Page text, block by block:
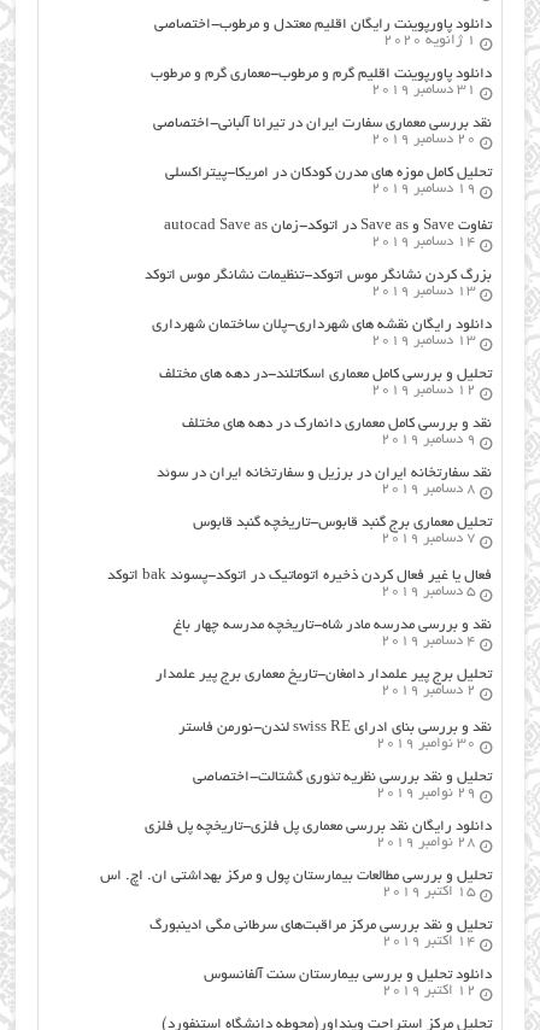
دانلود پاورپوینت رایگان اقلیم معتدل و مرطوب-اختصاصی
1 ژانویه 2020
دانلود پاورپوینت اقلیم گرم و مرطوب-معماری گرم و مرطوب
31 دسامبر 2019
نقد بررسی معماری سفارت ایران در تیرانا آلبانی-اختصاصی
20 دسامبر 2019
تحلیل کامل موزه های مدرن کودکان در امریکا-پیتراکسلی
19 دسامبر 2019
تفاوت Save و Save as در اتوکد-زمان autocad Save as
14 دسامبر 2019
بزرگ کردن نشانگر موس اتوکد-تنظیمات نشانگر موس اتوکد
13 دسامبر 2019
دانلود رایگان نقشه های شهرداری-پلان ساختمان شهرداری
13 دسامبر 2019
تحلیل و بررسی کامل معماری اسکاتلند-در دهه های مختلف
12 دسامبر 2019
نقد و بررسی کامل معماری دانمارک در دهه های مختلف
9 دسامبر 2019
نقد سفارتخانه ایران در برزیل و سفارتخانه ایران در سوئد
8 دسامبر 2019
تحلیل معماری برج گنبد قابوس-تاریخچه گنبد قابوس
7 دسامبر 2019
فعال یا غیر فعال کردن ذخیره اتوماتیک در اتوکد-پسوند bak اتوکد
5 دسامبر 2019
نقد و بررسی مدرسه مادر شاه-تاریخچه مدرسه چهار باغ
4 دسامبر 2019
تحلیل برج پیر علمدار دامغان-تاریخ معماری برج پیر علمدار
2 دسامبر 2019
نقد و بررسی بنای ادرای swiss RE لندن-نورمن فاستر
30 نوامبر 2019
تحلیل و نقد بررسی نظریه تئوری گشتالت-اختصاصی
29 نوامبر 2019
دانلود رایگان نقد بررسی معماری پل فلزی-تاریخچه پل فلزی
28 نوامبر 2019
تحلیل و بررسی مطالعات بیمارستان پول و مرکز بهداشتی ان. اچ. اس
15 اکتبر 2019
تحلیل و نقد بررسی مرکز مراقبت‌های سرطانی مگی ادینبورگ
14 اکتبر 2019
دانلود تحلیل و بررسی بیمارستان سنت آلفانسوس
12 اکتبر 2019
تحلیل مرکز استراحت وینداور(محوطه دانشگاه استنفورد)